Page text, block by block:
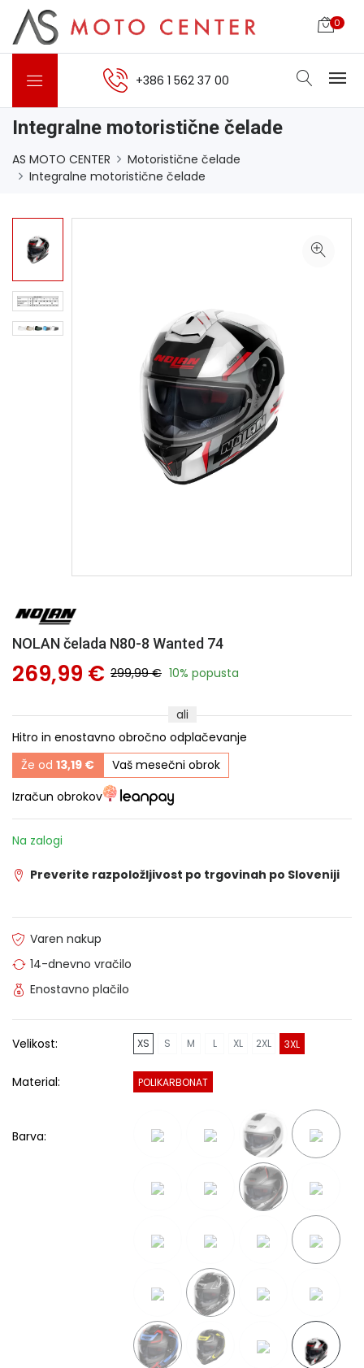
0
+386 1 562 37 00
Integralne motoristične čelade
AS MOTO CENTER
Motoristične čelade
Integralne motoristične čelade
NOLAN čelada N80-8 Wanted 74
269,99 € 299,99 € 10% popusta
ali
Hitro in enostavno obročno odplačevanje
Že od 13,19 €
Vaš mesečni obrok
Izračun obrokov
Na zalogi
Preverite razpoložljivost po trgovinah po Sloveniji
Varen nakup
14-dnevno vračilo
Enostavno plačilo
Velikost: XS S M L XL 2XL 3XL
Material: POLIKARBONAT
Barva: